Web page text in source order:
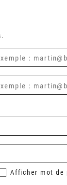
Afficher mot de